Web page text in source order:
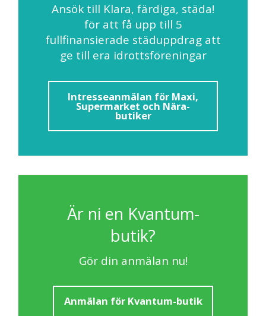
Ansök till Klara, färdiga, städa!
för att få upp till 5
fullfinansierade städuppdrag att
ge till era idrottsföreningar
Intresseanmälan för Maxi,
Supermarket och Nära-
butiker
Är ni en Kvantum-
butik?
Gör din anmälan nu!
Anmälan för Kvantum-butik